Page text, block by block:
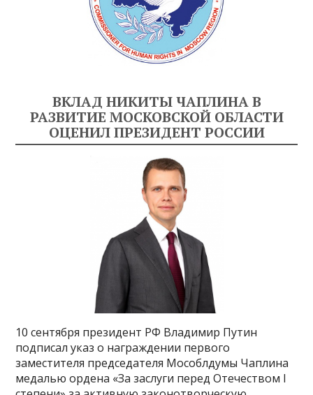
ВКЛАД НИКИТЫ ЧАПЛИНА В
РАЗВИТИЕ МОСКОВСКОЙ ОБЛАСТИ
ОЦЕНИЛ ПРЕЗИДЕНТ РОССИИ
10 сентября президент РФ Владимир Путин
подписал указ о награждении первого
заместителя председателя Мособлдумы Чаплина
медалью ордена «За заслуги перед Отечеством I